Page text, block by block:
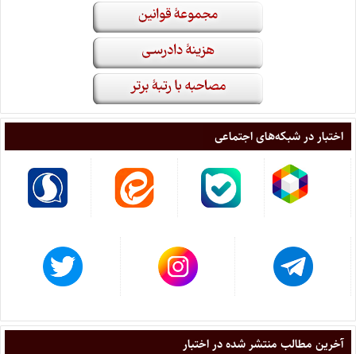
اختبار در شبکه‌های اجتماعی
آخرین مطالب منتشر شده در اختبار